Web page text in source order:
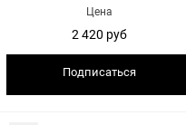
Цена
2 420 руб
Подписаться